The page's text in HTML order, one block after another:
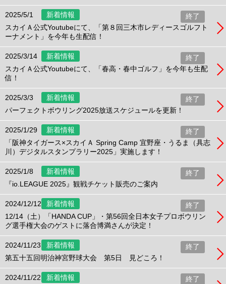
2025/5/1 新着情報
終了
スカイＡ公式Youtubeにて、「第８回三木市レディースゴルフト
ーナメント」を今年も生配信！
2025/3/14 新着情報
終了
スカイＡ公式Youtubeにて、「春高・春中ゴルフ」を今年も生配
信！
2025/3/3 新着情報
終了
パーフェクトボウリング2025放送スケジュールを更新！
2025/1/29 新着情報
終了
「阪神タイガース×スカイＡ Spring Camp 宜野座・うるま（具志
川）デジタルスタンプラリー2025」実施します！
2025/1/8 新着情報
終了
『io.LEAGUE 2025』観戦チケット販売のご案内
2024/12/12 新着情報
終了
12/14（土）「HANDA CUP」・第56回全日本女子プロボウリン
グ選手権大会のゲストに落合博満さんが決定！
2024/11/23 新着情報
終了
第五十五回明治神宮野球大会 第5日 見どころ！
2024/11/22 新着情報
終了